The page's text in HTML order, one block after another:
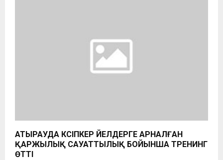
АТЫРАУДА КӘСІПКЕР ӘЙЕЛДЕРГЕ АРНАЛҒАН
ҚАРЖЫЛЫҚ САУАТТЫЛЫҚ БОЙЫНША ТРЕНИНГ
ӨТТІ